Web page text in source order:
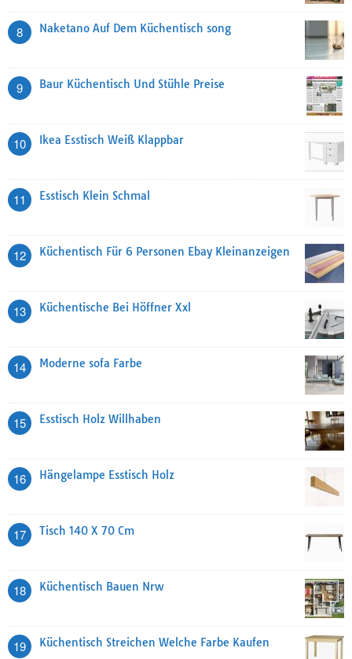
8 Naketano Auf Dem Küchentisch song
9 Baur Küchentisch Und Stühle Preise
10 Ikea Esstisch Weiß Klappbar
11 Esstisch Klein Schmal
12 Küchentisch Für 6 Personen Ebay Kleinanzeigen
13 Küchentische Bei Höffner Xxl
14 Moderne sofa Farbe
15 Esstisch Holz Willhaben
16 Hängelampe Esstisch Holz
17 Tisch 140 X 70 Cm
18 Küchentisch Bauen Nrw
19 Küchentisch Streichen Welche Farbe Kaufen